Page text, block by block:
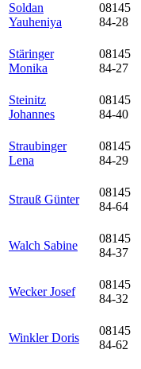
Soldan
Yauheniya
08145
84-28
Stäringer
Monika
08145
84-27
Steinitz
Johannes
08145
84-40
Straubinger
Lena
08145
84-29
Strauß Günter
08145
84-64
Walch Sabine
08145
84-37
Wecker Josef
08145
84-32
Winkler Doris
08145
84-62